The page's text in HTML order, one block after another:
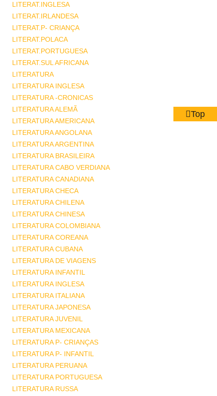
LITERAT.INGLESA
LITERAT.IRLANDESA
LITERAT.P- CRIANÇA
LITERAT.POLACA
LITERAT.PORTUGUESA
LITERAT.SUL AFRICANA
LITERATURA
LITERATURA INGLESA
LITERATURA -CRONICAS
LITERATURA ALEMÃ
LITERATURA AMERICANA
LITERATURA ANGOLANA
LITERATURA ARGENTINA
LITERATURA BRASILEIRA
LITERATURA CABO VERDIANA
LITERATURA CANADIANA
LITERATURA CHECA
LITERATURA CHILENA
LITERATURA CHINESA
LITERATURA COLOMBIANA
LITERATURA COREANA
LITERATURA CUBANA
LITERATURA DE VIAGENS
LITERATURA INFANTIL
LITERATURA INGLESA
LITERATURA ITALIANA
LITERATURA JAPONESA
LITERATURA JUVENIL
LITERATURA MEXICANA
LITERATURA P- CRIANÇAS
LITERATURA P- INFANTIL
LITERATURA PERUANA
LITERATURA PORTUGUESA
LITERATURA RUSSA
Top